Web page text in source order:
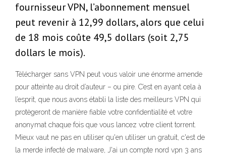
fournisseur VPN, l’abonnement mensuel
peut revenir à 12,99 dollars, alors que celui
de 18 mois coûte 49,5 dollars (soit 2,75
dollars le mois).
Télécharger sans VPN peut vous valoir une énorme amende
pour atteinte au droit d’auteur – ou pire. C’est en ayant cela à
l’esprit, que nous avons établi la liste des meilleurs VPN qui
protègeront de manière fiable votre confidentialité et votre
anonymat chaque fois que vous lancez votre client torrent.
Mieux vaut ne pas en utiliser qu'en utiliser un gratuit, c'est de
la merde infecté de malware, J'ai un compte nord vpn 3 ans